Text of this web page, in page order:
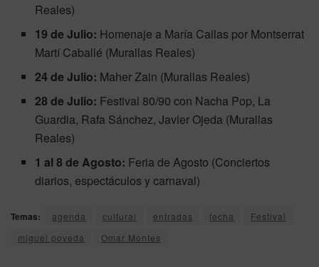
Reales)
19 de Julio: Homenaje a María Callas por Montserrat
Martí Caballé (Murallas Reales)
24 de Julio: Maher Zain (Murallas Reales)
28 de Julio: Festival 80/90 con Nacha Pop, La
Guardia, Rafa Sánchez, Javier Ojeda (Murallas
Reales)
1 al 8 de Agosto: Feria de Agosto (Conciertos
diarios, espectáculos y carnaval)
Temas: agenda cultural entradas fecha
Festival
miguel poveda
Omar Montes